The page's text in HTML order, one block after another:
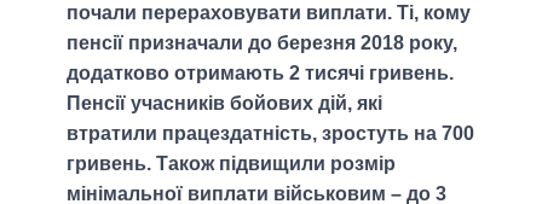
ВСІ ПЕРСОНИ
почали перераховувати виплати. Ті, кому
пенсії призначали до березня 2018 року,
додатково отримають 2 тисячі гривень.
Пенсії учасників бойових дій, які
втратили працездатність, зростуть на 700
гривень. Також підвищили розмір
мінімальної виплати військовим – до 3